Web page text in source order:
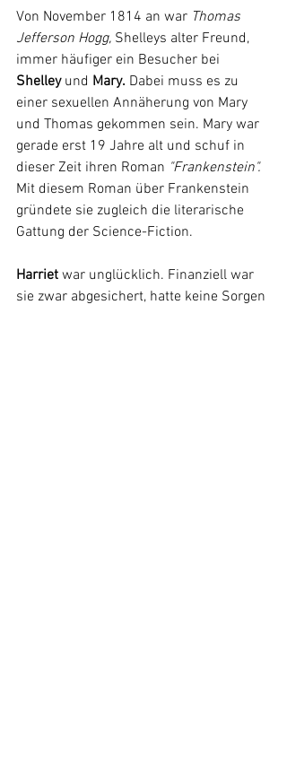
Von November 1814 an war Thomas
Jefferson Hogg, Shelleys alter Freund,
immer häufiger ein Besucher bei
Shelley und Mary. Dabei muss es zu
einer sexuellen Annäherung von Mary
und Thomas gekommen sein. Mary war
gerade erst 19 Jahre alt und schuf in
dieser Zeit ihren Roman "Frankenstein".
Mit diesem Roman über Frankenstein
gründete sie zugleich die literarische
Gattung der Science-Fiction.
Harriet war unglücklich. Finanziell war
sie zwar abgesichert, hatte keine Sorgen